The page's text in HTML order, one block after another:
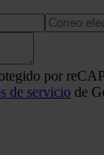
por
de servicio de